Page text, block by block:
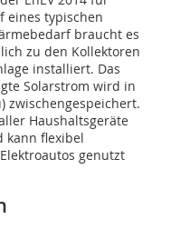
eines typischen
braucht es
zu den Kollektoren
installiert. Das
Solarstrom wird in
zwischengespeichert.
Haushaltsgeräte
kann flexibel
genutzt